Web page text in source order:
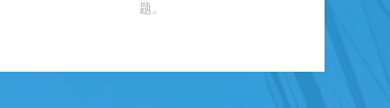
题。